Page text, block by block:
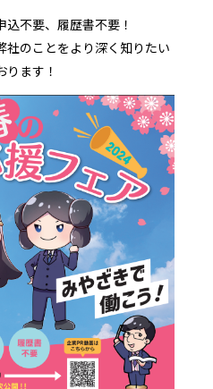
不要、履歴書不要！
社のことをより深く知りたい
ます！